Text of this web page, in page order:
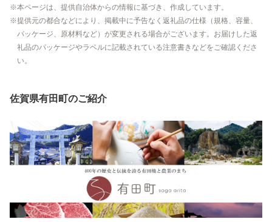
本ページは、提供自治体からの情報に基づき、作成しています。
提供元の都合などにより、掲載中に予告なく返礼品の仕様（規格、容量、
パッケージ、原材料など）が変更される場合がございます。お届けした返
礼品のパッケージやラベルに記載されている注意書きなどをご確認くださ
い。
佐賀県有田町のご紹介